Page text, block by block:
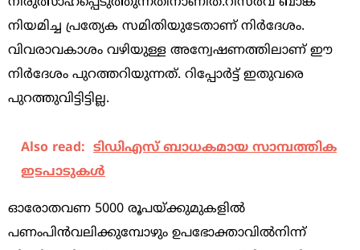
നിയമിച്ച പ്രത്യേക സമിതിയുടേതാണ് നിര്‍ദേശം.
വിവരാവകാശം വഴിയുള്ള അന്വേഷണത്തിലാണ് ഈ
നിര്‍ദേശം പുറത്തറിയുന്നത്. റിപ്പോര്‍ട്ട് ഇതുവരെ
പുറത്തുവിട്ടിട്ടില്ല.
Also read: ടിഡിഎസ്‌ ബാധകമായ സാമ്പത്തിക
ഇടപാടുകള്‍
ഓരോതവണ 5000 രൂപയ്ക്കുമുകളില്‍
പണംപിന്‍വലിക്കുമ്പോഴും ഉപഭോക്താവില്‍നിന്ന്